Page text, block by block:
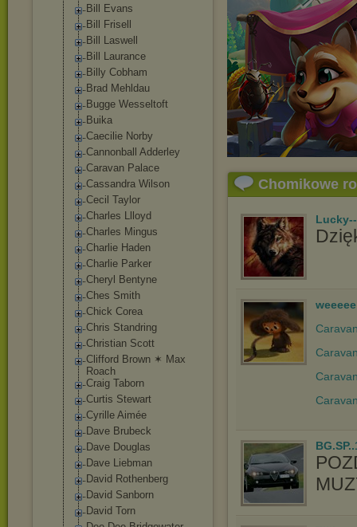
Bill Evans
Bill Frisell
Bill Laswell
Bill Laurance
Billy Cobham
Brad Mehldau
Bugge Wesseltoft
Buika
Caecilie Norby
Cannonball Adderley
Caravan Palace
Cassandra Wilson
Cecil Taylor
Charles Llloyd
Charles Mingus
Charlie Haden
Charlie Parker
Cheryl Bentyne
Ches Smith
Chick Corea
Chris Standring
Christian Scott
Clifford Brown ✶ Max
Roach
Craig Taborn
Curtis Stewart
Cyrille Aimée
Dave Brubeck
Dave Douglas
Dave Liebman
David Rothenberg
David Sanborn
David Torn
Chomikowe
weeeee